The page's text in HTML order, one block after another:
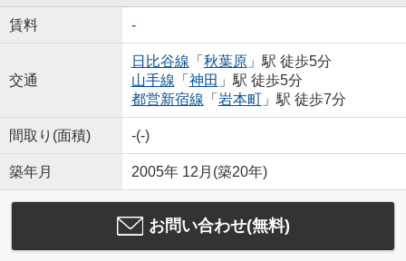
賃料 -
交通
日比谷線 「 秋葉原」駅 徒歩5分
山手線 「 神田 」駅 徒歩5分
都営新宿線 「 岩本町」駅 徒歩7分
間取り(面積) -(-)
築年月 2005年 12月(築20年)
お問い合わせ(無料)